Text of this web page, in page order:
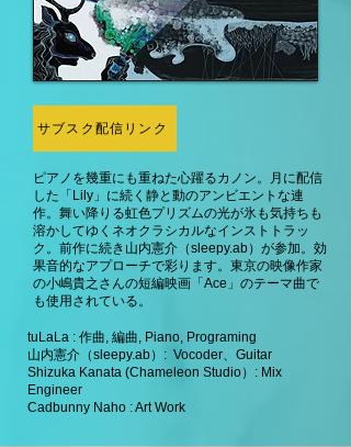
サブスク配信リンク
ピアノを幾重にも重ねた心躍るカノン。
月に配信
した「Lily」に続く静と動のアンビエントな連
作。舞い降りる虹色プリズムの光が氷も気持ちも
溶かしてゆくネオクラシカルなインストトラッ
ク。前作に続き山内憲介（sleepy.ab）が参加。効
果音的なアプローチで彩ります。東京の映像作家
の小嶋貴之さんの短編映画「Ace」のテーマ曲で
も使用されている。
tuLaLa : 作曲, 編曲, Piano, Programing
山内憲介（sleepy.ab）: Vocoder、Guitar
Shizuka Kanata (Chameleon Studio）: Mix
Engineer
Cadbunny Naho : Art Work